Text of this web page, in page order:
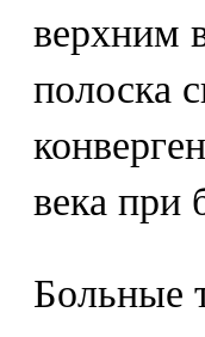
верхним
полоска
века при
Больные